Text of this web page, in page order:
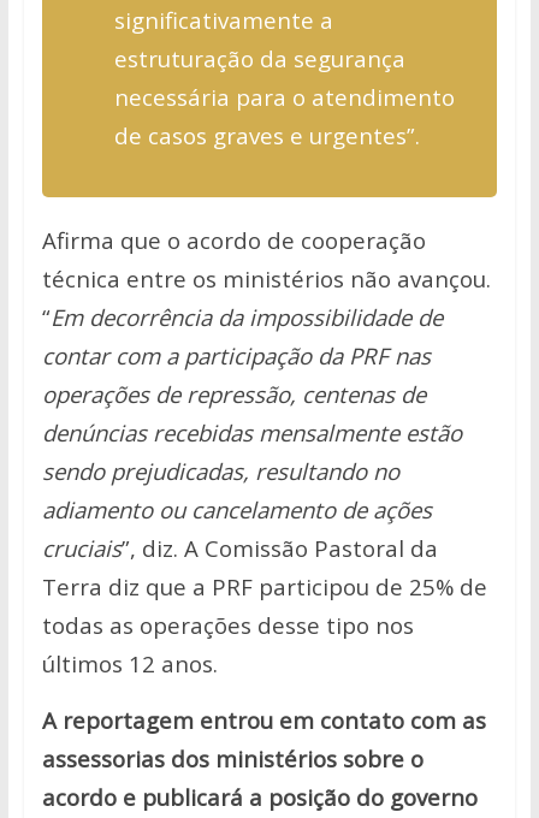
significativamente a
estruturação da segurança
necessária para o atendimento
de casos graves e urgentes”.
Afirma que o acordo de cooperação
técnica entre os ministérios não avançou.
“Em decorrência da impossibilidade de
contar com a participação da PRF nas
operações de repressão, centenas de
denúncias recebidas mensalmente estão
sendo prejudicadas, resultando no
adiamento ou cancelamento de ações
cruciais”, diz. A Comissão Pastoral da
Terra diz que a PRF participou de 25% de
todas as operações desse tipo nos
últimos 12 anos.
A reportagem entrou em contato com as
assessorias dos ministérios sobre o
acordo e publicará a posição do governo